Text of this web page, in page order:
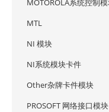
MOTOROLA系统控制
MTL
NI 模块
NI系统模块卡件
Other杂牌卡件模块
PROSOFT 网络接口模块